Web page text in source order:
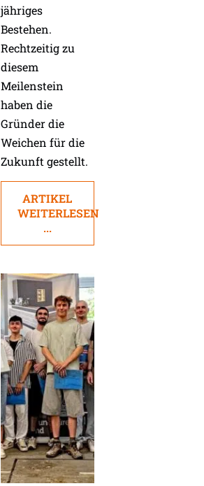
jähriges
Bestehen.
Rechtzeitig zu
diesem
Meilenstein
haben die
Gründer die
Weichen für die
Zukunft gestellt.
ARTIKEL
WEITERLESEN
...